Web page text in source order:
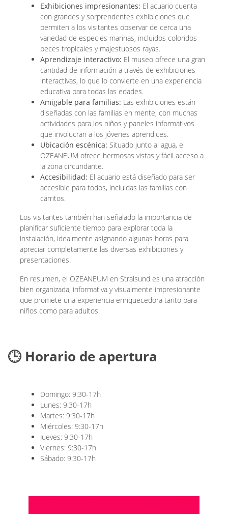
Exhibiciones impresionantes: El acuario cuenta
con grandes y sorprendentes exhibiciones que
permiten a los visitantes observar de cerca una
variedad de especies marinas, incluidos coloridos
peces tropicales y majestuosos rayas.
Aprendizaje interactivo: El museo ofrece una gran
cantidad de información a través de exhibiciones
interactivas, lo que lo convierte en una experiencia
educativa para todas las edades.
Amigable para familias: Las exhibiciones están
diseñadas con las familias en mente, con muchas
actividades para los niños y paneles informativos
que involucran a los jóvenes aprendices.
Ubicación escénica: Situado junto al agua, el
OZEANEUM ofrece hermosas vistas y fácil acceso a
la zona circundante.
Accesibilidad: El acuario está diseñado para ser
accesible para todos, incluidas las familias con
carritos.
Los visitantes también han señalado la importancia de
planificar suficiente tiempo para explorar toda la
instalación, idealmente asignando algunas horas para
apreciar completamente las diversas exhibiciones y
presentaciones.
En resumen, el OZEANEUM en Stralsund es una atracción
bien organizada, informativa y visualmente impresionante
que promete una experiencia enriquecedora tanto para
niños como para adultos.
🕒 Horario de apertura
Domingo: 9:30-17h
Lunes: 9:30-17h
Martes: 9:30-17h
Miércoles: 9:30-17h
Jueves: 9:30-17h
Viernes: 9:30-17h
Sábado: 9:30-17h